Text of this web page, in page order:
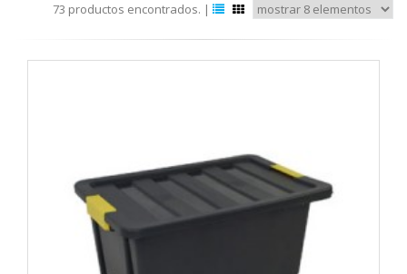
73 productos encontrados. |